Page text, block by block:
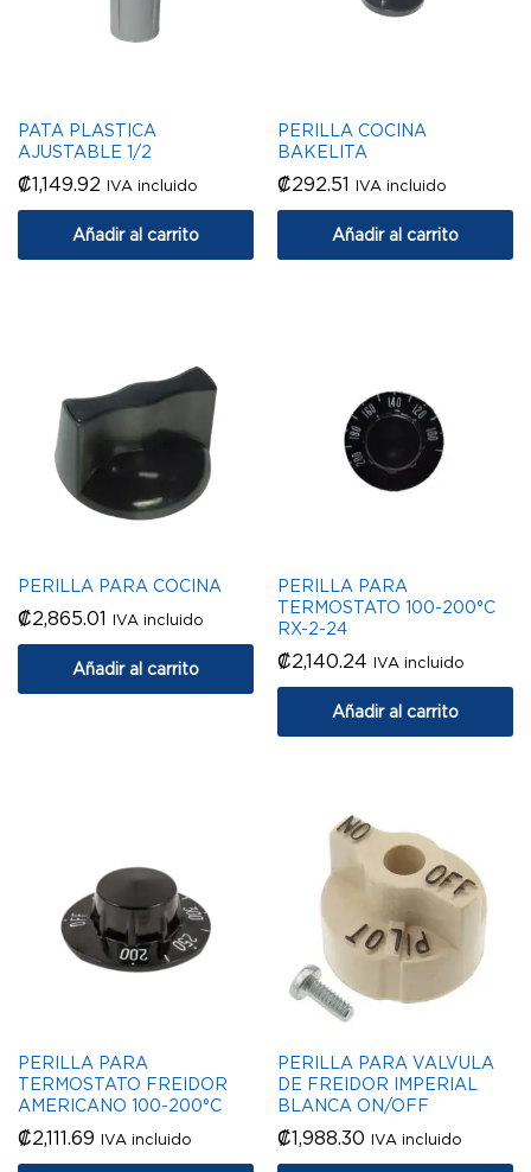
PATA PLASTICA
AJUSTABLE 1/2
₡1,149.92 IVA incluido
Añadir al carrito
PERILLA COCINA
BAKELITA
₡292.51 IVA incluido
Añadir al carrito
PERILLA PARA COCINA
₡2,865.01 IVA incluido
Añadir al carrito
PERILLA PARA
TERMOSTATO 100-200°C
RX-2-24
₡2,140.24 IVA incluido
Añadir al carrito
PERILLA PARA
TERMOSTATO FREIDOR
AMERICANO 100-200°C
₡2,111.69 IVA incluido
PERILLA PARA VALVULA
DE FREIDOR IMPERIAL
BLANCA ON/OFF
₡1,988.30 IVA incluido